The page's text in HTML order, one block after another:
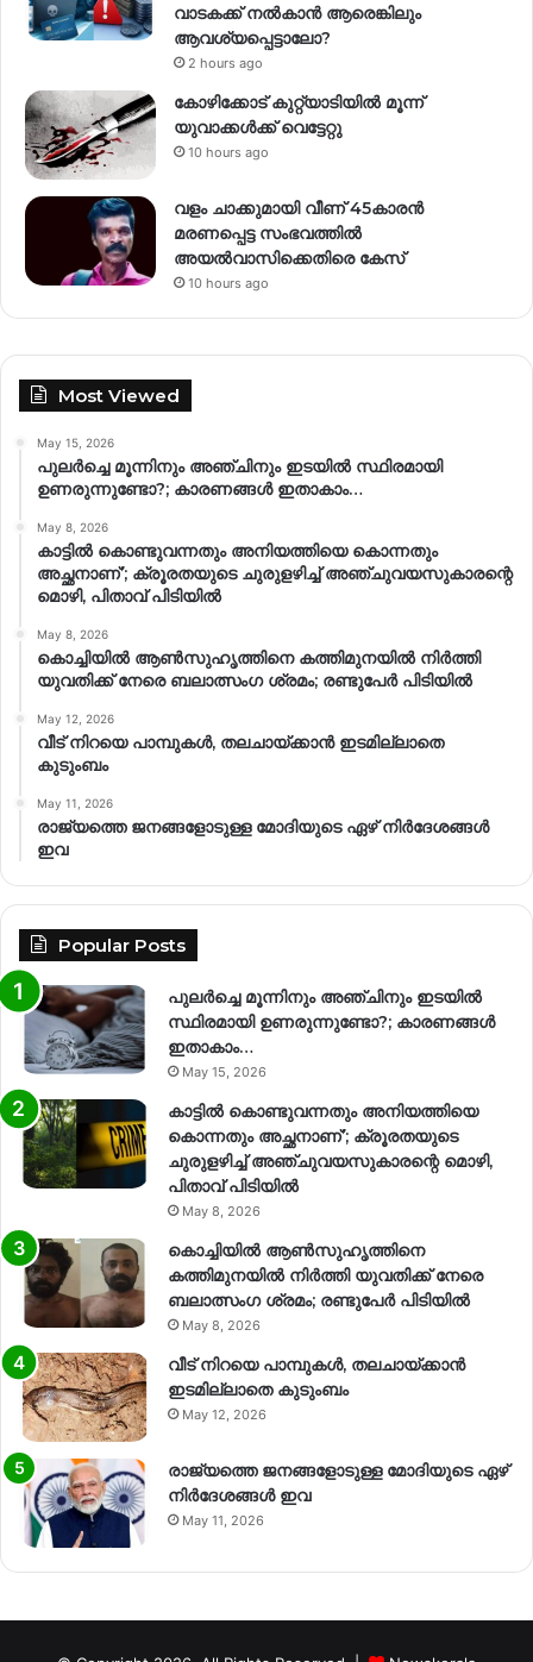
വാടകക്ക് നല്‍കാന്‍ ആരെങ്കിലും
ആവശ്യപ്പെട്ടാലോ?
2 hours ago
കോഴിക്കോട് കുറ്റ്യാടിയിൽ മൂന്ന്
യുവാക്കൾക്ക് വെട്ടേറ്റു
10 hours ago
വളം ചാക്കുമായി വീണ് 45കാരൻ
മരണപ്പെട്ട സംഭവത്തിൽ
അയൽവാസിക്കെതിരെ കേസ്
10 hours ago
Most Viewed
May 15, 2026
പുലർച്ചെ മൂന്നിനും അഞ്ചിനും ഇടയിൽ സ്ഥിരമായി
ഉണരുന്നുണ്ടോ?; കാരണങ്ങള്‍ ഇതാകാം…
May 8, 2026
കാട്ടിൽ കൊണ്ടുവന്നതും അനിയത്തിയെ കൊന്നതും
അച്ഛനാണ്’; ക്രൂരതയുടെ ചുരുളഴിച്ച് അഞ്ചുവയസുകാരന്റെ
മൊഴി, പിതാവ് പിടിയിൽ
May 8, 2026
കൊച്ചിയിൽ ആൺസുഹൃത്തിനെ കത്തിമുനയിൽ നിർത്തി
യുവതിക്ക് നേരെ ബലാത്സംഗ​ ശ്രമം; രണ്ടുപേർ പിടിയിൽ
May 12, 2026
വീട് നിറയെ പാമ്പുകൾ, തലചായ്ക്കാൻ ഇടമില്ലാതെ
കുടുംബം
May 11, 2026
രാജ്യത്തെ ജനങ്ങളോടുള്ള മോദിയുടെ ഏഴ് നിര്‍ദേശങ്ങള്‍
ഇവ
Popular Posts
പുലർച്ചെ മൂന്നിനും അഞ്ചിനും ഇടയിൽ
സ്ഥിരമായി ഉണരുന്നുണ്ടോ?; കാരണങ്ങള്‍
ഇതാകാം…
May 15, 2026
കാട്ടിൽ കൊണ്ടുവന്നതും അനിയത്തിയെ
കൊന്നതും അച്ഛനാണ്’; ക്രൂരതയുടെ
ചുരുളഴിച്ച് അഞ്ചുവയസുകാരന്റെ മൊഴി,
പിതാവ് പിടിയിൽ
May 8, 2026
കൊച്ചിയിൽ ആൺസുഹൃത്തിനെ
കത്തിമുനയിൽ നിർത്തി യുവതിക്ക് നേരെ
ബലാത്സംഗ​ ശ്രമം; രണ്ടുപേർ പിടിയിൽ
May 8, 2026
വീട് നിറയെ പാമ്പുകൾ, തലചായ്ക്കാൻ
ഇടമില്ലാതെ കുടുംബം
May 12, 2026
രാജ്യത്തെ ജനങ്ങളോടുള്ള മോദിയുടെ ഏഴ്
നിര്‍ദേശങ്ങള്‍ ഇവ
May 11, 2026